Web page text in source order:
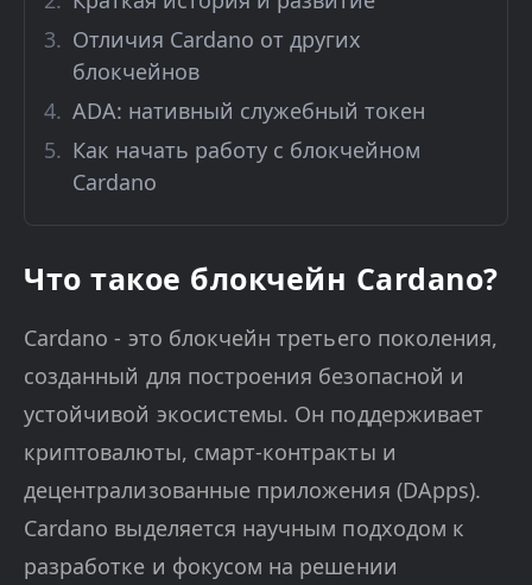
Отличия Cardano от других
блокчейнов
ADA: нативный служебный токен
Как начать работу с блокчейном
Cardano
Что такое блокчейн Cardano?
Cardano - это блокчейн третьего поколения,
созданный для построения безопасной и
устойчивой экосистемы. Он поддерживает
криптовалюты, смарт-контракты и
децентрализованные приложения (DApps).
Cardano выделяется научным подходом к
разработке и фокусом на решении